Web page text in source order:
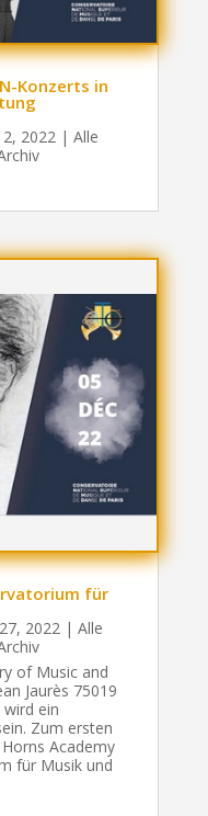
Konzerts in
2022| Alle
für
2022| Alle
of Music and
Jaurès 75019
wird ein
Zum ersten
Academy
für Musik und